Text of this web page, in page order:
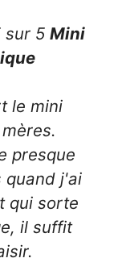
sur 5Mini
le mini
presque
quand j'ai
qui sorte
il suffit